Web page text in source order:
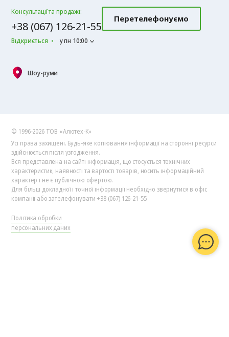
Консультації та продажі:
+38 (067) 126-21-55
Відкриється у пн 10:00
Перетелефонуємо
Шоу-руми
© 1996-2026 ТОВ «Алютех‑К»
Усі права захищені. Будь-яке копіювання інформації на сторонні ресурси
здійснюється після узгодження.
Вся представлена на сайті інформація, що стосується технічних
характеристик, наявності та вартості товарів, носить інформаційний
характер і не є публічною офертою.
Для більш докладної і точної інформації необхідно звернутися в офіс
компанії або зателефонувати +38 (067) 126-21-55.
Політика обробки
персональних даних